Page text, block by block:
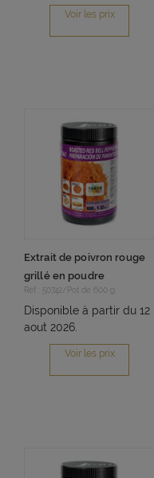
Voir les prix
Extrait de poivron rouge
grillé en poudre
Réf : 50742/Pot de 600 g
Disponible à partir du 12
aout 2026.
Voir les prix